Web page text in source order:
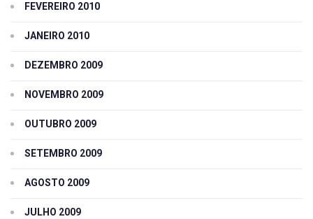
FEVEREIRO 2010
JANEIRO 2010
DEZEMBRO 2009
NOVEMBRO 2009
OUTUBRO 2009
SETEMBRO 2009
AGOSTO 2009
JULHO 2009